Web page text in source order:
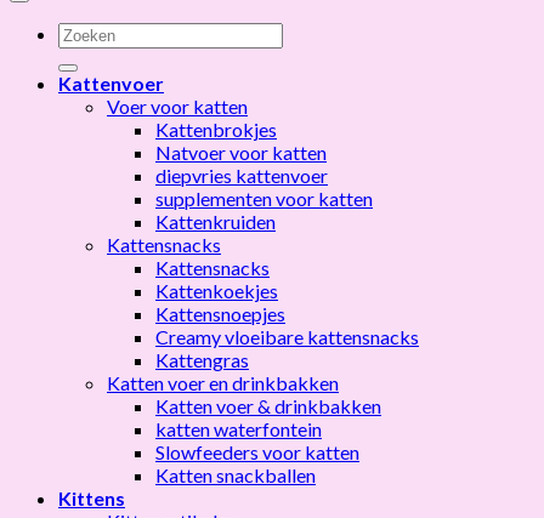
Zoeken
naar:
Kattenvoer
Voer voor katten
Kattenbrokjes
Natvoer voor katten
diepvries kattenvoer
supplementen voor katten
Kattenkruiden
Kattensnacks
Kattensnacks
Kattenkoekjes
Kattensnoepjes
Creamy vloeibare kattensnacks
Kattengras
Katten voer en drinkbakken
Katten voer & drinkbakken
katten waterfontein
Slowfeeders voor katten
Katten snackballen
Kittens